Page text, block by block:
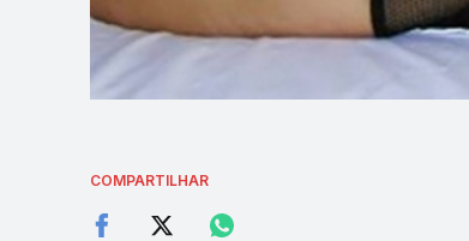
COMPARTILHAR